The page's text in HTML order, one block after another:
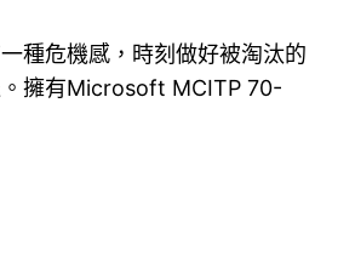
種危機感，時刻做好被淘汰的
擁有Microsoft MCITP 70-